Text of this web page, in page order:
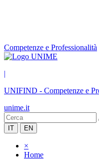
Competenze e Professionalità
|
UNIFIND - Competenze e
unime.it
IT EN
×
Home